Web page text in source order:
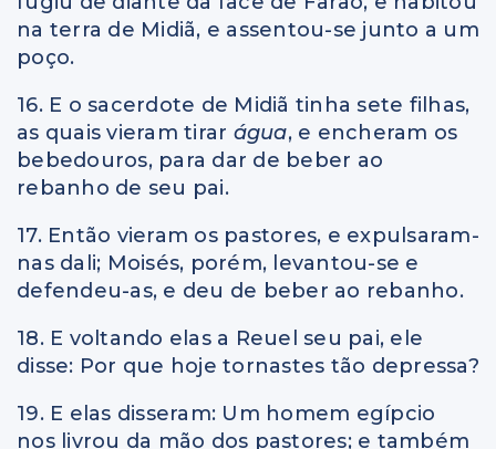
na terra de Midiã, e assentou-se junto a um
poço.
16. E o sacerdote de Midiã tinha sete filhas,
as quais vieram tirar água, e encheram os
bebedouros, para dar de beber ao
rebanho de seu pai.
17. Então vieram os pastores, e expulsaram-
nas dali; Moisés, porém, levantou-se e
defendeu-as, e deu de beber ao rebanho.
18. E voltando elas a Reuel seu pai, ele
disse: Por que hoje tornastes tão depressa?
19. E elas disseram: Um homem egípcio
nos livrou da mão dos pastores; e também